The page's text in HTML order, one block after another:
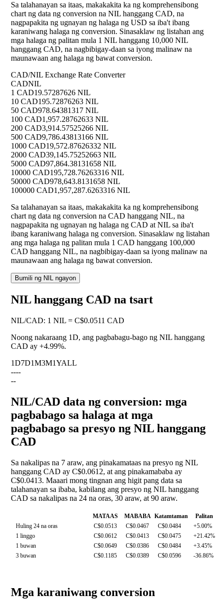
Sa talahanayan sa itaas, makakakita ka ng komprehensibong
chart ng data ng conversion na NIL hanggang CAD, na
nagpapakita ng ugnayan ng halaga ng USD sa iba't ibang
karaniwang halaga ng conversion. Sinasaklaw ng listahan ang
mga halaga ng palitan mula 1 NIL hanggang 10,000 NIL
hanggang CAD, na nagbibigay-daan sa iyong malinaw na
maunawaan ang halaga ng bawat conversion.
CAD/NIL Exchange Rate Converter
CADNIL
1 CAD19.57287626 NIL
10 CAD195.72876263 NIL
50 CAD978.64381317 NIL
100 CAD1,957.28762633 NIL
200 CAD3,914.57525266 NIL
500 CAD9,786.43813166 NIL
1000 CAD19,572.87626332 NIL
2000 CAD39,145.75252663 NIL
5000 CAD97,864.38131658 NIL
10000 CAD195,728.76263316 NIL
50000 CAD978,643.8131658 NIL
100000 CAD1,957,287.6263316 NIL
Sa talahanayan sa itaas, makakakita ka ng komprehensibong
chart ng data ng conversion na CAD hanggang NIL, na
nagpapakita ng ugnayan ng halaga ng CAD at NIL sa iba't
ibang karaniwang halaga ng conversion. Sinasaklaw ng listahan
ang mga halaga ng palitan mula 1 CAD hanggang 100,000
CAD hanggang NIL, na nagbibigay-daan sa iyong malinaw na
maunawaan ang halaga ng bawat conversion.
Bumili ng NIL ngayon
NIL hanggang CAD na tsart
NIL/CAD: 1 NIL = C$0.0511 CAD
Noong nakaraang 1D, ang pagbabagu-bago ng NIL hanggang
CAD ay +4.99%.
1D7D1M3M1YALL
----
--
NIL/CAD data ng conversion: mga
pagbabago sa halaga at mga
pagbabago sa presyo ng NIL hanggang
CAD
Sa nakalipas na 7 araw, ang pinakamataas na presyo ng NIL
hanggang CAD ay C$0.0612, at ang pinakamababa ay
C$0.0413. Maaari mong tingnan ang higit pang data sa
talahanayan sa ibaba, kabilang ang presyo ng NIL hanggang
CAD sa nakalipas na 24 na oras, 30 araw, at 90 araw.
MATAAS MABABA Katamtaman
Palitan
Huling 24 na oras
C$0.0513 C$0.0467 C$0.0484
+5.00%
1 linggo
C$0.0612 C$0.0413 C$0.0475
+21.42%
1 buwan
C$0.0649 C$0.0386 C$0.0484
+3.45%
3 buwan
C$0.1185 C$0.0389 C$0.0596 -36.86%
Mga karaniwang conversion